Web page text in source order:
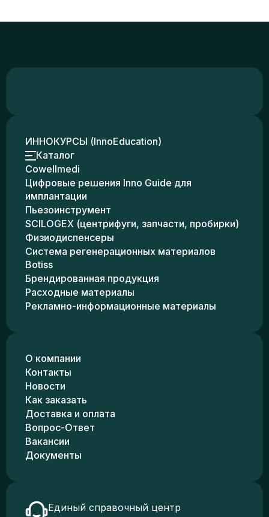
ИННОКУРСЫ (InnoEducation)
Каталог
Cowellmedi
Цифровые решения Inno Guide для
имплантации
Пьезоинструмент
SCILOGEX (центрифуги, запчасти, пробирки)
Физиодиспенсеры
Система регенерационных материалов
Botiss
Брендированная продукция
Расходные материалы
Рекламно-информационные материалы
О компании
Контакты
Новости
Как заказать
Доставка и оплата
Вопрос-Ответ
Вакансии
Документы
Единый справочный центр